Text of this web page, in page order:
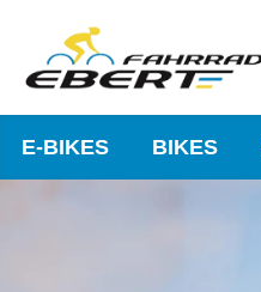
E-BIKES BIKES